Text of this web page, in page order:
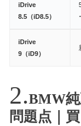
iDrive
8.5（iD8.5）
iDrive
9（iD9）
BMW
問題点｜